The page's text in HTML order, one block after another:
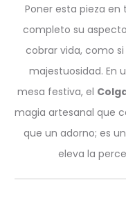
Poner esta pieza
completo su
cobrar vida, como
majestuosidad. En
mesa festiva, el
magia artesanal que
que un adorno; es
eleva la